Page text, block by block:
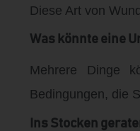
Diese Art von
Was könnte eine
Mehrere Dinge
Bedingungen, die
Ins Stocken